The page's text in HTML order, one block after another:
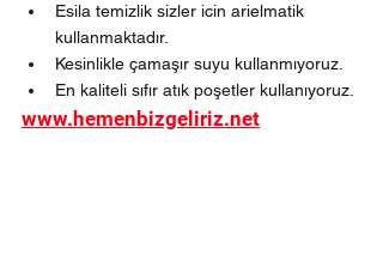
Esila temizlik sizler icin arielmatik
kullanmaktadır.
Kesinlikle çamaşır suyu kullanmıyoruz.
En kaliteli sıfır atık poşetler kullanıyoruz.
www.hemenbizgeliriz.net